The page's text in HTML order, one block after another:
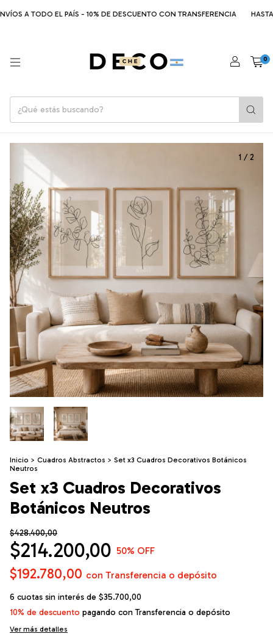
A TODO EL PAÍS - 10% DE DESCUENTO CON TRANSFERENCIA HASTA 6
0
1 / 2
Inicio > Cuadros Abstractos > Set x3 Cuadros Decorativos Botánicos
Neutros
Set x3 Cuadros Decorativos
Botánicos Neutros
$428.400,00
$214.200,00 50% OFF
$192.780,00 con Transferencia o depósito
6 cuotas sin interés de $35.700,00
10% de descuento pagando con Transferencia o depósito
Ver más detalles